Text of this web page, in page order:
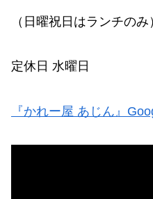
（日曜祝日はランチのみ
定休日 水曜日
『かれー屋 あじん』